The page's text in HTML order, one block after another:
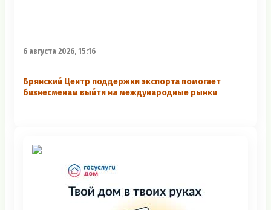
6 августа 2026, 15:16
Брянский Центр поддержки экспорта помогает
бизнесменам выйти на международные рынки